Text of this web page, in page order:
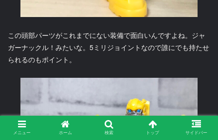
この頭部パーツがこれまでにない装備で面白いんですよね。ジャ
ガーナックル！みたいな。5ミリジョイントなので誰にでも持たせ
られるのもポイント。
メニュー ホーム 検索 トップ サイドバー